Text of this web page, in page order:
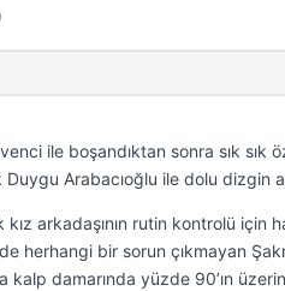
ile boşandıktan sonra sık
Arabacıoğlu ile dolu dizgin
kız arkadaşının rutin kontrolü için
herhangi bir sorun çıkmayan
kalp damarında yüzde 90’ın